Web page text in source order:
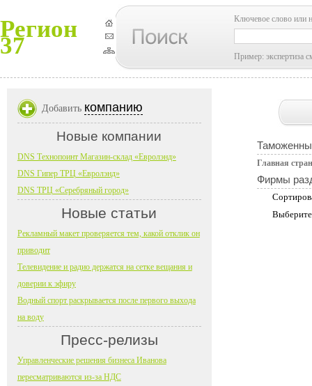
Регион
37
Ключевое слово или
Пример: экспертиза
Главная
Фирмы
Добавить компанию
Новые компании
DNS Технопоинт Магазин-склад «Евролэнд»
DNS Гипер ТРЦ «Евролэнд»
DNS ТРЦ «Серебряный город»
Новые статьи
Рекламный макет проверяется тем, какой отклик он
приводит
Телевидение и радио держатся на сетке вещания и
доверии к эфиру
Водный спорт раскрывается после первого выхода
на воду
Пресс-релизы
Управленческие решения бизнеса Иванова
пересматриваются из-за НДС